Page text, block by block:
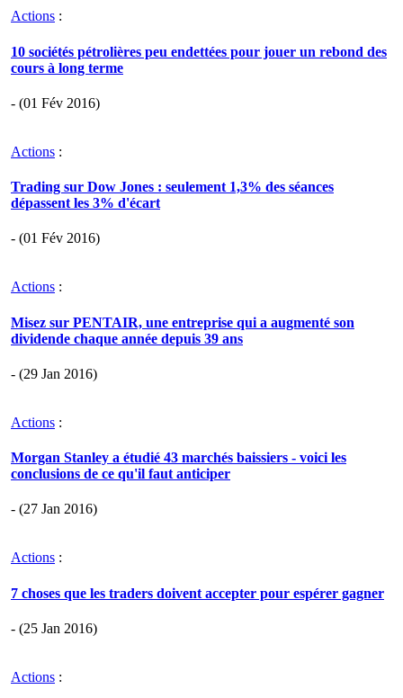
Actions :
10 sociétés pétrolières peu endettées pour jouer un rebond des
cours à long terme
- (01 Fév 2016)
Actions :
Trading sur Dow Jones : seulement 1,3% des séances
dépassent les 3% d'écart
- (01 Fév 2016)
Actions :
Misez sur PENTAIR, une entreprise qui a augmenté son
dividende chaque année depuis 39 ans
- (29 Jan 2016)
Actions :
Morgan Stanley a étudié 43 marchés baissiers - voici les
conclusions de ce qu'il faut anticiper
- (27 Jan 2016)
Actions :
7 choses que les traders doivent accepter pour espérer gagner
- (25 Jan 2016)
Actions :